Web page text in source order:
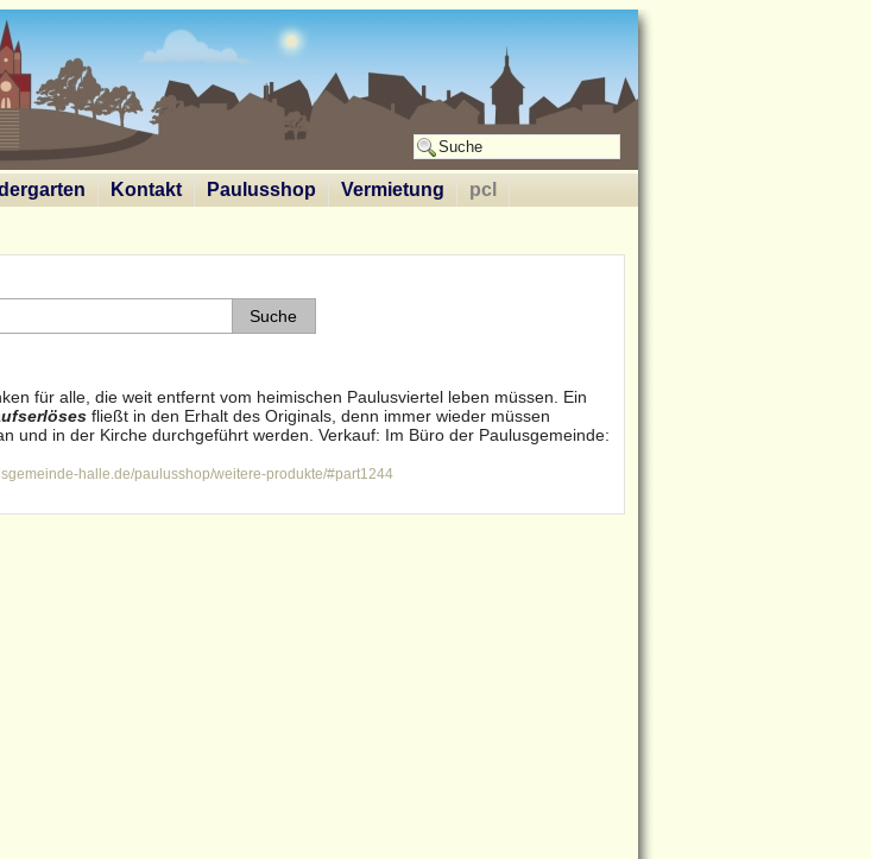
Kontakt Paulusshop Vermietung pcl
für alle, die weit entfernt vom heimischen Paulusviertel leben müssen. Ein
fließt in den Erhalt des Originals, denn immer wieder müssen
und in der Kirche durchgeführt werden. Verkauf: Im Büro der Paulusgemeinde:
halle.de/paulusshop/weitere-produkte/#part1244